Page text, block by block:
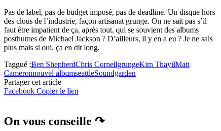
Pas de label, pas de budget imposé, pas de deadline. Un disque hors
des clous de l’industrie, façon artisanat grunge. On ne sait pas s’il
faut être impatient de ça, après tout, qui se souvient des albums
posthumes de Michael Jackson ? D’ailleurs, il y en a eu ? Je ne sais
plus mais si oui, ça en dit long.
Taggué :Ben ShepherdChris CornellgrungeKim ThayilMatt
Cameronnouvel albumseattleSoundgarden
Partager cet article
Facebook Copier le lien
On vous conseille ↷